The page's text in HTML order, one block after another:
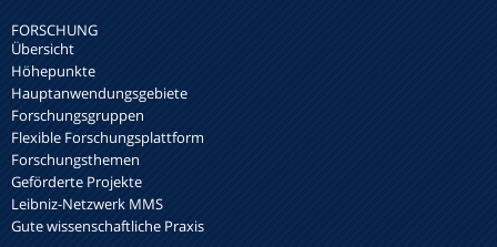
FORSCHUNG
Übersicht
Höhepunkte
Hauptanwendungsgebiete
Forschungsgruppen
Flexible Forschungsplattform
Forschungsthemen
Geförderte Projekte
Leibniz-Netzwerk MMS
Gute wissenschaftliche Praxis